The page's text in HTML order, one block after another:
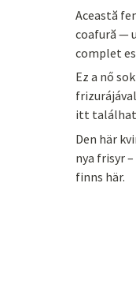
Această
coafură —
complet
Ez a nő
itt
Den här
nya frisyr
finns här.